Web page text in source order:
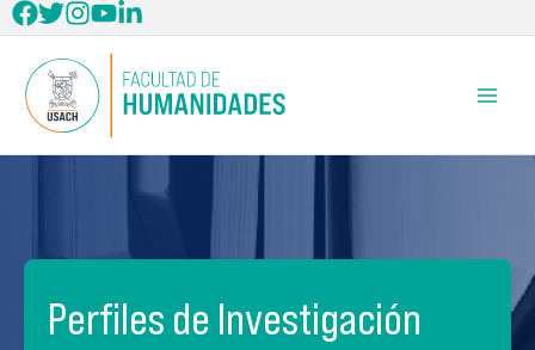
al
contenido
Perfiles de Investigación